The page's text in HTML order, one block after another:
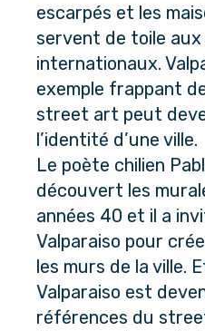
escarpés et les
servent de toile
internationaux.
exemple frappant
street art peut
l’identité d’une ville.
Le poète chilien
découvert les
années 40 et il a
Valparaiso pour
les murs de la ville.
Valparaiso est
références du